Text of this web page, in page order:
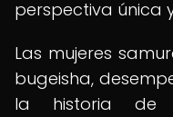
perspectiva única
Las mujeres
bugeisha,
la historia de